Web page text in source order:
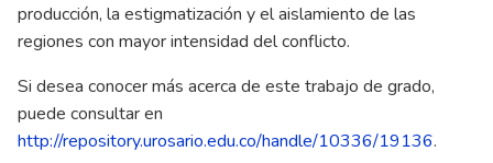
producción, la estigmatización y el aislamiento de las
regiones con mayor intensidad del conflicto.
Si desea conocer más acerca de este trabajo de grado,
puede consultar en
http://repository.urosario.edu.co/handle/10336/19136.